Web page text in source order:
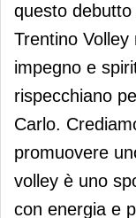
questo debutto
Trentino
impegno e
rispecchiano
Carlo.
promuovere
volley è uno
con energia e